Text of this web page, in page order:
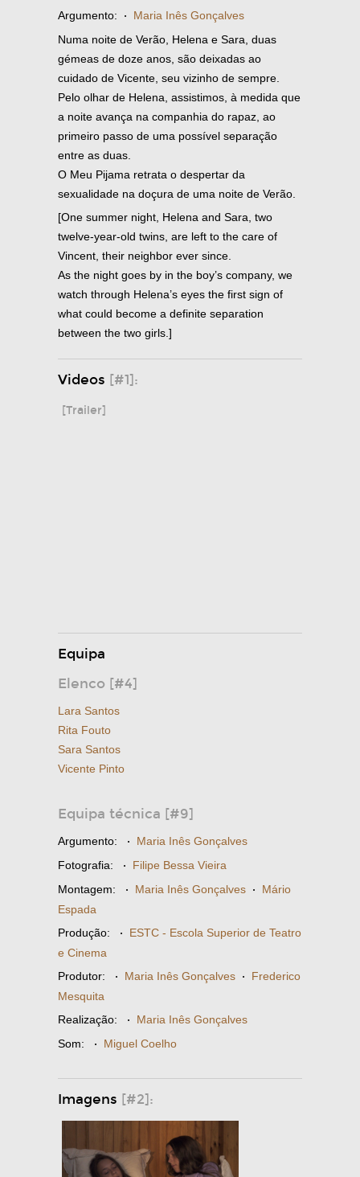
Argumento: · Maria Inês Gonçalves
Numa noite de Verão, Helena e Sara, duas
gémeas de doze anos, são deixadas ao
cuidado de Vicente, seu vizinho de sempre.
Pelo olhar de Helena, assistimos, à medida que
a noite avança na companhia do rapaz, ao
primeiro passo de uma possível separação
entre as duas.
O Meu Pijama retrata o despertar da
sexualidade na doçura de uma noite de Verão.
[One summer night, Helena and Sara, two
twelve-year-old twins, are left to the care of
Vincent, their neighbor ever since.
As the night goes by in the boy’s company, we
watch through Helena’s eyes the first sign of
what could become a definite separation
between the two girls.]
Videos [#1]:
[Trailer]
Equipa
Elenco [#4]
Lara Santos
Rita Fouto
Sara Santos
Vicente Pinto
Equipa técnica [#9]
Argumento: · Maria Inês Gonçalves
Fotografia: · Filipe Bessa Vieira
Montagem: · Maria Inês Gonçalves · Mário
Espada
Produção: · ESTC - Escola Superior de Teatro
e Cinema
Produtor: · Maria Inês Gonçalves · Frederico
Mesquita
Realização: · Maria Inês Gonçalves
Som: · Miguel Coelho
Imagens [#2]: